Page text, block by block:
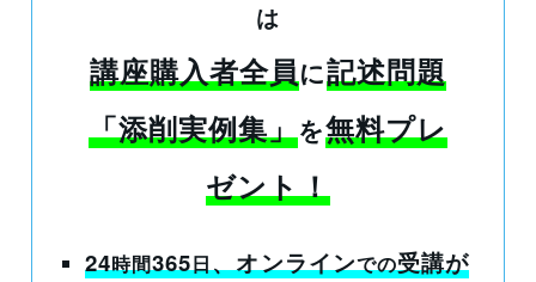
は
講座購入者全員に記述問題
「添削実例集」を無料プレ
ゼント！
24時間365日、オンラインでの受講が